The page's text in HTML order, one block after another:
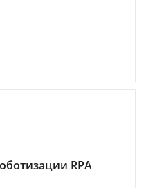
RPA